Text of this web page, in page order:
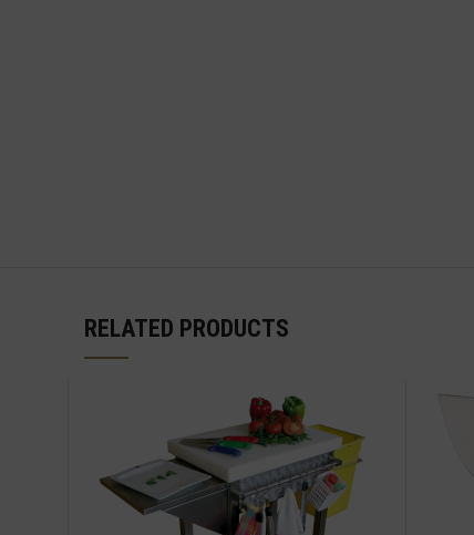
RELATED PRODUCTS